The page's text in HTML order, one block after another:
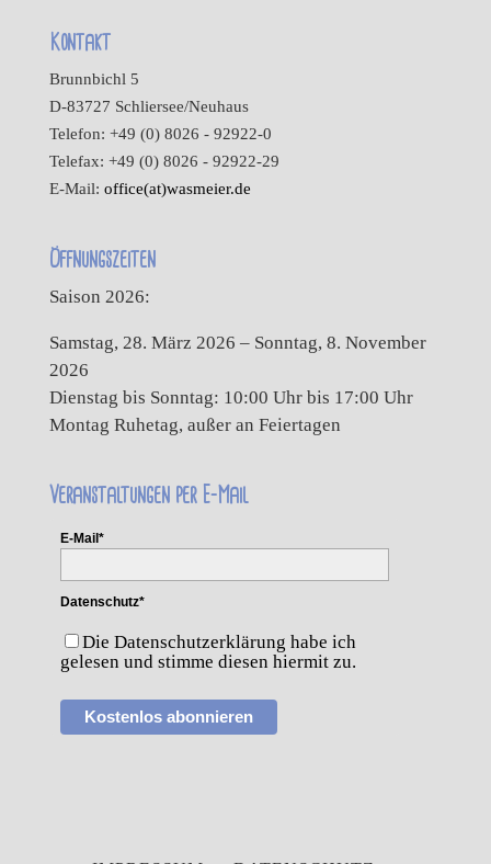
Kontakt
Brunnbichl 5
D-83727 Schliersee/Neuhaus
Telefon: +49 (0) 8026 - 92922-0
Telefax: +49 (0) 8026 - 92922-29
E-Mail: office(at)wasmeier.de
Öffnungszeiten
Saison 2026:
Samstag, 28. März 2026 – Sonntag, 8. November
2026
Dienstag bis Sonntag: 10:00 Uhr bis 17:00 Uhr
Montag Ruhetag, außer an Feiertagen
Veranstaltungen per E-Mail
E-Mail*
Datenschutz*
Die Datenschutzerklärung habe ich
gelesen und stimme diesen hiermit zu.
Kostenlos abonnieren